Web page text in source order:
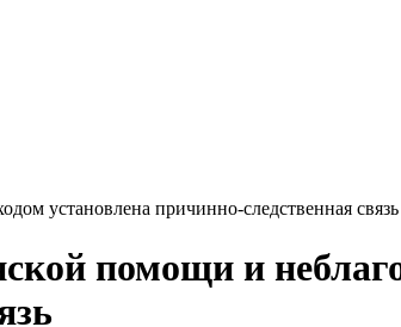
установлена причинно-следственная связь
помощи и